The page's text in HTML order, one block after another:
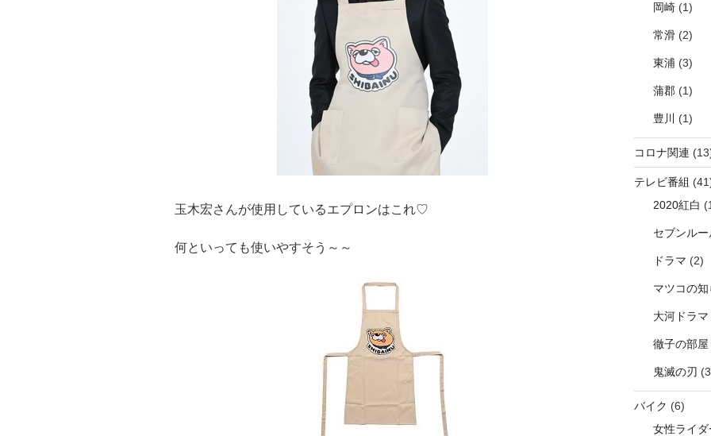
玉木宏さんが使用しているエプロンはこれ♡
何といっても使いやすそう～～
岡崎(1)
常滑(2)
東浦 (3)
蒲郡(1)
豊川 (1)
コロナ関連
テレビ番組
2020紅白
セブンルー
ドラマ (2)
マツコの
大河ドラマ
徹子の部屋
鬼滅の刃
バイク (6)
女性ライダ